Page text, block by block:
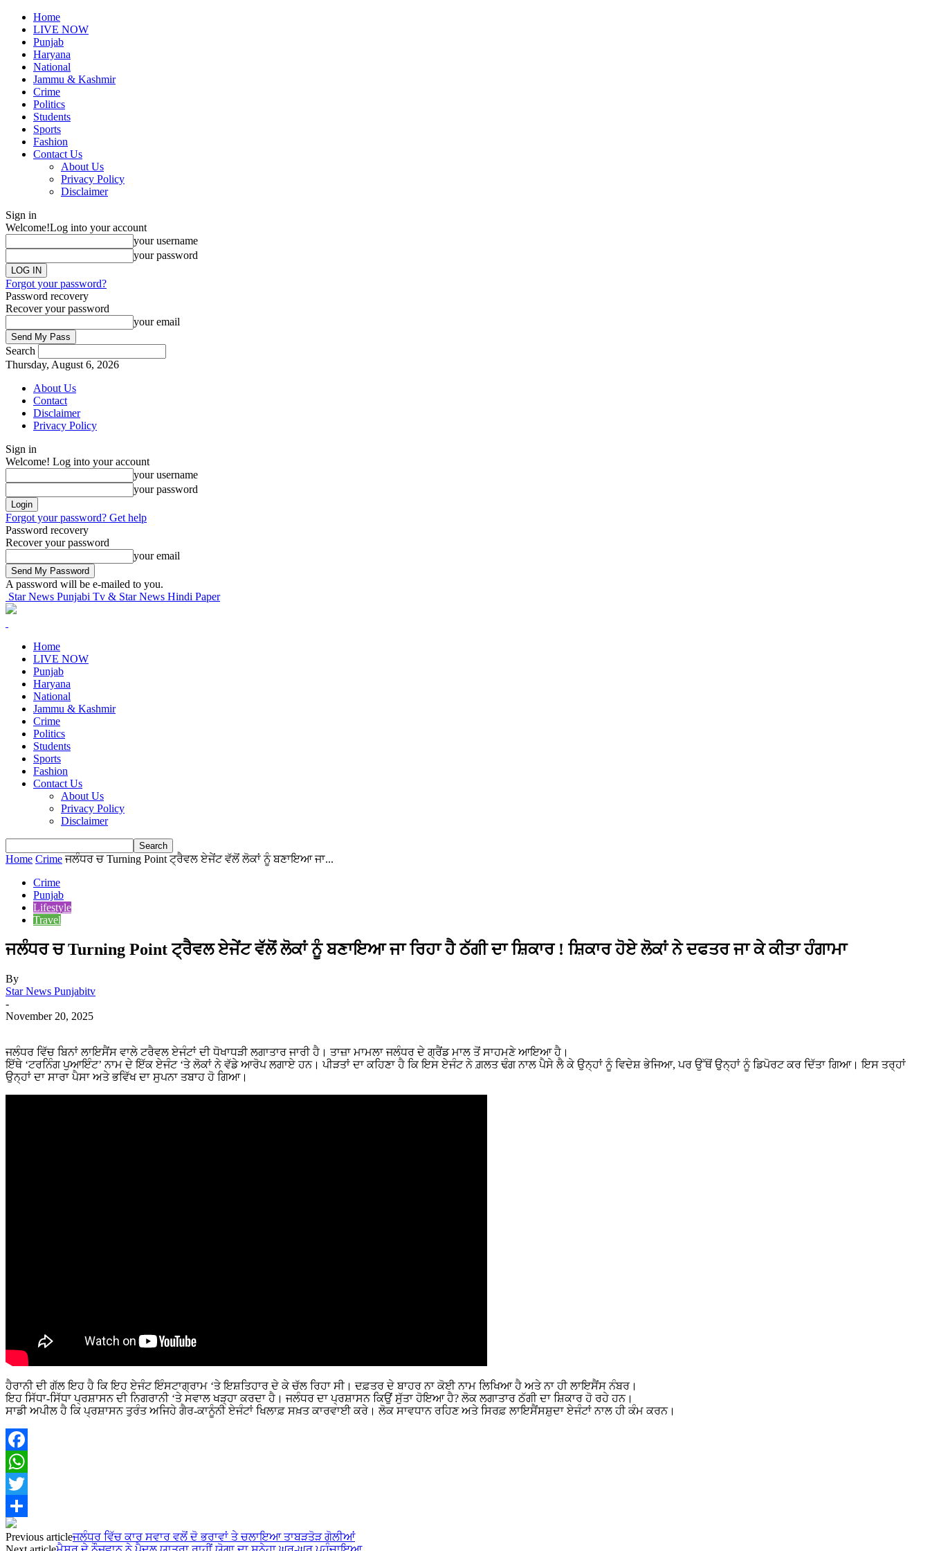
Home
LIVE NOW
Punjab
Haryana
National
Jammu & Kashmir
Crime
Politics
Students
Sports
Fashion
Contact Us
About Us
Privacy Policy
Disclaimer
Sign in
Welcome!Log into your account
your username
your password
Forgot your password?
Password recovery
Recover your password
your email
Search
Thursday, August 6, 2026
About Us
Contact
Disclaimer
Privacy Policy
Sign in
Welcome! Log into your account
your username
your password
Forgot your password? Get help
Password recovery
Recover your password
your email
A password will be e-mailed to you.
Star News Punjabi Tv & Star News Hindi Paper
Home
LIVE NOW
Punjab
Haryana
National
Jammu & Kashmir
Crime
Politics
Students
Sports
Fashion
Contact Us
About Us
Privacy Policy
Disclaimer
Home Crime ਜਲੰਧਰ ਚ Turning Point ਟ੍ਰੈਵਲ ਏਜੇਂਟ ਵੱਲੋਂ ਲੋਕਾਂ ਨੂੰ ਬਣਾਇਆ ਜਾ...
Crime
Punjab
Lifestyle
Travel
ਜਲੰਧਰ ਚ Turning Point ਟ੍ਰੈਵਲ ਏਜੇਂਟ ਵੱਲੋਂ ਲੋਕਾਂ ਨੂੰ ਬਣਾਇਆ ਜਾ ਰਿਹਾ ਹੈ ਠੱਗੀ ਦਾ ਸ਼ਿਕਾਰ ! ਸ਼ਿਕਾਰ ਹੋਏ ਲੋਕਾਂ ਨੇ ਦਫਤਰ ਜਾ ਕੇ ਕੀਤਾ ਹੰਗਾਮਾ
By
Star News Punjabitv
-
November 20, 2025
ਜਲੰਧਰ ਵਿੱਚ ਬਿਨਾਂ ਲਾਇਸੈਂਸ ਵਾਲੇ ਟਰੈਵਲ ਏਜੰਟਾਂ ਦੀ ਧੋਖਾਧੜੀ ਲਗਾਤਾਰ ਜਾਰੀ ਹੈ। ਤਾਜ਼ਾ ਮਾਮਲਾ ਜਲੰਧਰ ਦੇ ਗ੍ਰੈਂਡ ਮਾਲ ਤੋਂ ਸਾਹਮਣੇ ਆਇਆ ਹੈ।
ਇੱਥੇ ‘ਟਰਨਿੰਗ ਪੁਆਇੰਟ’ ਨਾਮ ਦੇ ਇੱਕ ਏਜੰਟ ‘ਤੇ ਲੋਕਾਂ ਨੇ ਵੱਡੇ ਆਰੋਪ ਲਗਾਏ ਹਨ। ਪੀੜਤਾਂ ਦਾ ਕਹਿਣਾ ਹੈ ਕਿ ਇਸ ਏਜੰਟ ਨੇ ਗ਼ਲਤ ਢੰਗ ਨਾਲ ਪੈਸੇ ਲੈ ਕੇ ਉਨ੍ਹਾਂ ਨੂੰ ਵਿਦੇਸ਼ ਭੇਜਿਆ, ਪਰ ਉੱਥੋਂ ਉਨ੍ਹਾਂ ਨੂੰ ਡਿਪੋਰਟ ਕਰ ਦਿੱਤਾ ਗਿਆ। ਇਸ ਤਰ੍ਹਾਂ
ਉਨ੍ਹਾਂ ਦਾ ਸਾਰਾ ਪੈਸਾ ਅਤੇ ਭਵਿੱਖ ਦਾ ਸੁਪਨਾ ਤਬਾਹ ਹੋ ਗਿਆ।
ਹੈਰਾਨੀ ਦੀ ਗੱਲ ਇਹ ਹੈ ਕਿ ਇਹ ਏਜੰਟ ਇੰਸਟਾਗ੍ਰਾਮ ‘ਤੇ ਇਸ਼ਤਿਹਾਰ ਦੇ ਕੇ ਚੱਲ ਰਿਹਾ ਸੀ। ਦਫ਼ਤਰ ਦੇ ਬਾਹਰ ਨਾ ਕੋਈ ਨਾਮ ਲਿਖਿਆ ਹੈ ਅਤੇ ਨਾ ਹੀ ਲਾਇਸੈਂਸ ਨੰਬਰ।
ਇਹ ਸਿੱਧਾ-ਸਿੱਧਾ ਪ੍ਰਸ਼ਾਸਨ ਦੀ ਨਿਗਰਾਨੀ ‘ਤੇ ਸਵਾਲ ਖੜ੍ਹਾ ਕਰਦਾ ਹੈ। ਜਲੰਧਰ ਦਾ ਪ੍ਰਸ਼ਾਸਨ ਕਿਉਂ ਸੁੱਤਾ ਹੋਇਆ ਹੈ? ਲੋਕ ਲਗਾਤਾਰ ਠੱਗੀ ਦਾ ਸ਼ਿਕਾਰ ਹੋ ਰਹੇ ਹਨ।
ਸਾਡੀ ਅਪੀਲ ਹੈ ਕਿ ਪ੍ਰਸ਼ਾਸਨ ਤੁਰੰਤ ਅਜਿਹੇ ਗੈਰ-ਕਾਨੂੰਨੀ ਏਜੰਟਾਂ ਖਿਲਾਫ਼ ਸਖ਼ਤ ਕਾਰਵਾਈ ਕਰੇ। ਲੋਕ ਸਾਵਧਾਨ ਰਹਿਣ ਅਤੇ ਸਿਰਫ਼ ਲਾਇਸੈਂਸਸ਼ੁਦਾ ਏਜੰਟਾਂ ਨਾਲ ਹੀ ਕੰਮ ਕਰਨ।
Facebook
WhatsApp
Twitter
Share
Previous articleਜਲੰਧਰ ਵਿੱਚ ਕਾਰ ਸਵਾਰ ਵਲੋਂ ਦੋ ਭਰਾਵਾਂ ਤੇ ਚਲਾਇਆ ਤਾਬੜਤੋੜ ਗੋਲੀਆਂ